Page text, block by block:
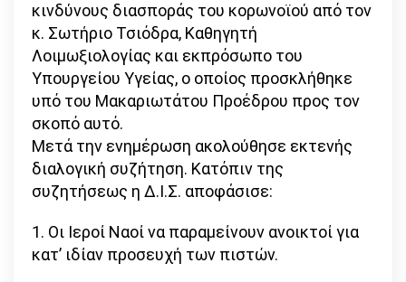
κινδύνους διασποράς του κορωνοϊού από τον
κ. Σωτήριο Τσιόδρα, Καθηγητή
Λοιμωξιολογίας και εκπρόσωπο του
Υπουργείου Υγείας, ο οποίος προσκλήθηκε
υπό του Μακαριωτάτου Προέδρου προς τον
σκοπό αυτό.
Μετά την ενημέρωση ακολούθησε εκτενής
διαλογική συζήτηση. Κατόπιν της
συζητήσεως η Δ.Ι.Σ. αποφάσισε:
1. Οι Ιεροί Ναοί να παραμείνουν ανοικτοί για
κατ’ ιδίαν προσευχή των πιστών.